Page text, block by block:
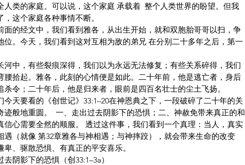
人类的家庭。可以说，这个家庭 承载着  整个人类世界的盼望。但我
，这个家庭各种事情不断。
面的经文中，我们看到雅各，从出生开始，就和双胞胎哥哥以扫，争
位。今天，我们看到这对互相为敌的弟兄 在分别二十多年之后，第一
河中，有些裂痕深得，我们以为永远无法修复；有些关系碎得，我们
腰拾起。雅各，此刻的心情便是如此。二十年前，他是逃亡者，身后
杀令；二十年后，他是归来者，眼前是四百名壮士的尘土飞扬。
今天要看的《创世记》33:1–20在神恩典之下，一段破碎了二十年的关
迹般地重圆。  一、走出过去阴影下的恐惧；二、神赦免带来真正的和
信心需要全然的顺服。 透过这件事，我们看到一个真理：当人，真实
遇（就像 第32章雅各与神相遇；与神摔跤），就会带来生命的改变
、驱散恐惧、有真正的平安喜乐。
去阴影下的恐惧（创33:1–3a）